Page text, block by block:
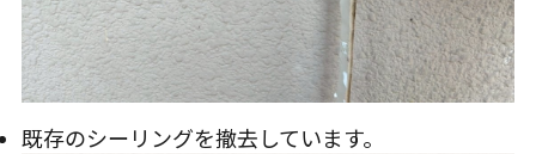
既存のシーリングを撤去しています。